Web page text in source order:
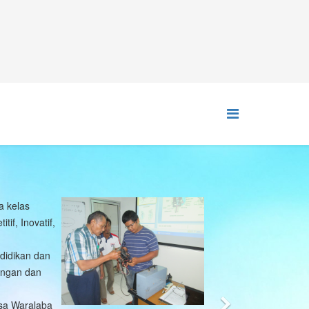
nilai ekonomi kepada pemangku kepentingan
melalui layanan jasa pendidikan dan
bidang otomotif, alat-alat berat, teknik
dan Kesehatan Kerja (K3), ketenagalistrikan,
migas, penunjang mineral dan batubara, teknologi
konsultasi serta jasa-jasa terkait lainnya untuk
kepastian berusaha